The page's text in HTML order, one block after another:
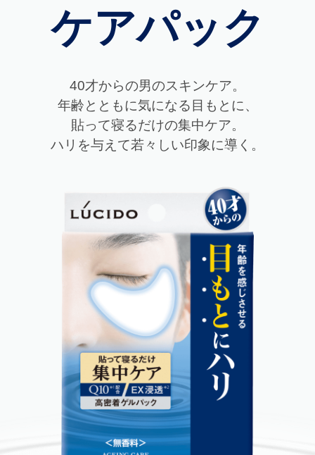
ケアパック
40才からの男のスキンケア。
年齢とともに気になる目もとに、
貼って寝るだけの集中ケア。
ハリを与えて若々しい印象に導く。